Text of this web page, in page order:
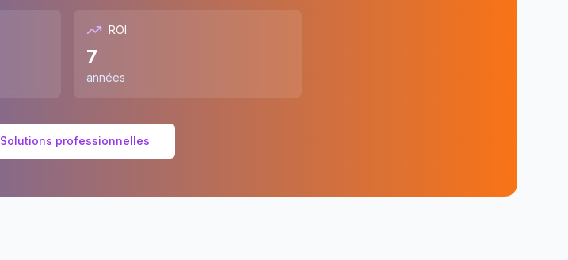
ROI
7
années
Solutions professionnelles